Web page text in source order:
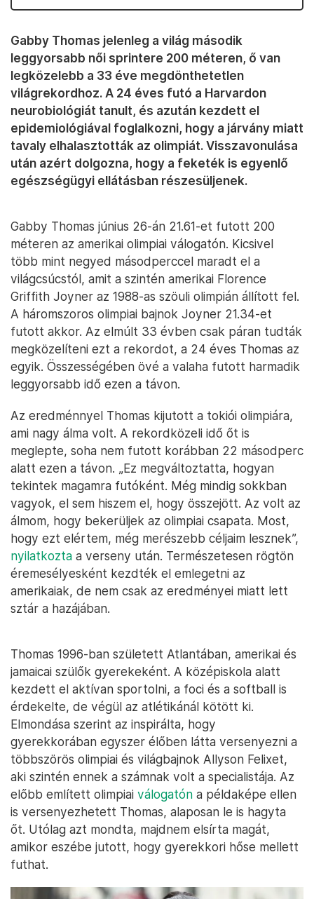
Gabby Thomas jelenleg a világ második
leggyorsabb női sprintere 200 méteren, ő van
legközelebb a 33 éve megdönthetetlen
világrekordhoz. A 24 éves futó a Harvardon
neurobiológiát tanult, és azután kezdett el
epidemiológiával foglalkozni, hogy a járvány miatt
tavaly elhalasztották az olimpiát. Visszavonulása
után azért dolgozna, hogy a feketék is egyenlő
egészségügyi ellátásban részesüljenek.
Gabby Thomas június 26-án 21.61-et futott 200
méteren az amerikai olimpiai válogatón. Kicsivel
több mint negyed másodperccel maradt el a
világcsúcstól, amit a szintén amerikai Florence
Griffith Joyner az 1988-as szöuli olimpián állított fel.
A háromszoros olimpiai bajnok Joyner 21.34-et
futott akkor. Az elmúlt 33 évben csak páran tudták
megközelíteni ezt a rekordot, a 24 éves Thomas az
egyik. Összességében övé a valaha futott harmadik
leggyorsabb idő ezen a távon.
Az eredménnyel Thomas kijutott a tokiói olimpiára,
ami nagy álma volt. A rekordközeli idő őt is
meglepte, soha nem futott korábban 22 másodperc
alatt ezen a távon. „Ez megváltoztatta, hogyan
tekintek magamra futóként. Még mindig sokkban
vagyok, el sem hiszem el, hogy összejött. Az volt az
álmom, hogy bekerüljek az olimpiai csapata. Most,
hogy ezt elértem, még merészebb céljaim lesznek”,
nyilatkozta a verseny után. Természetesen rögtön
éremesélyesként kezdték el emlegetni az
amerikaiak, de nem csak az eredményei miatt lett
sztár a hazájában.
Thomas 1996-ban született Atlantában, amerikai és
jamaicai szülők gyerekeként. A középiskola alatt
kezdett el aktívan sportolni, a foci és a softball is
érdekelte, de végül az atlétikánál kötött ki.
Elmondása szerint az inspirálta, hogy
gyerekkorában egyszer élőben látta versenyezni a
többszörös olimpiai és világbajnok Allyson Felixet,
aki szintén ennek a számnak volt a specialistája. Az
előbb említett olimpiai válogatón a példaképe ellen
is versenyezhetett Thomas, alaposan le is hagyta
őt. Utólag azt mondta, majdnem elsírta magát,
amikor eszébe jutott, hogy gyerekkori hőse mellett
futhat.